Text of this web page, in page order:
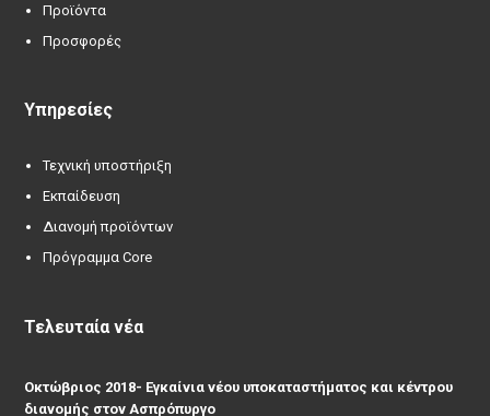
Προϊόντα
Προσφορές
Υπηρεσίες
Τεχνική υποστήριξη
Εκπαίδευση
Διανομή προϊόντων
Πρόγραμμα Core
Τελευταία νέα
Οκτώβριος 2018- Εγκαίνια νέου υποκαταστήματος και κέντρου
διανομής στον Ασπρόπυργο